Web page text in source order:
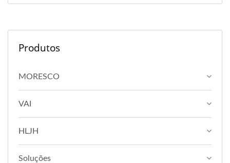
Produtos
MORESCO
VAI
HLJH
Soluções